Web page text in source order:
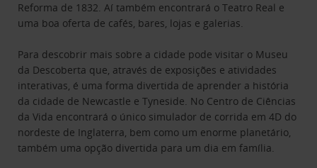
Reforma de 1832. Aí também encontrará o Teatro Real e
uma boa oferta de cafés, bares, lojas e galerias.
Para descobrir mais sobre a cidade pode visitar o Museu
da Descoberta que, através de exposições e atividades
interativas, é uma forma divertida de aprender a história
da cidade de Newcastle e Tyneside. No Centro de Ciências
da Vida encontrará o único simulador de corrida em 4D do
nordeste de Inglaterra, bem como um enorme planetário,
também uma opção divertida para um dia em família.